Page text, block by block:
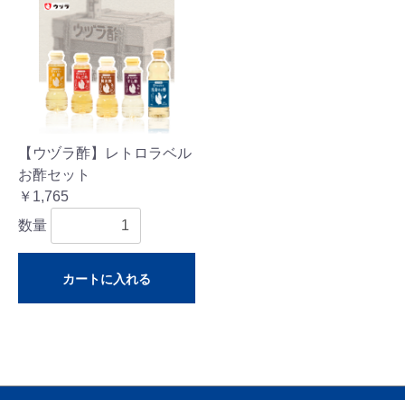
【ウヅラ酢】レトロラベル
お酢セット
￥1,765
数量
カートに入れる